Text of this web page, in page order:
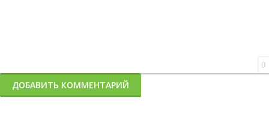
0
ДОБАВИТЬ КОММЕНТАРИЙ